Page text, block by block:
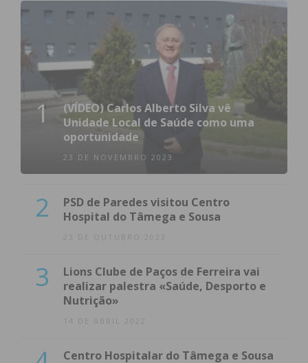
1
(VÍDEO) Carlos Alberto Silva vê
Unidade Local de Saúde como uma
oportunidade
23 DE NOVEMBRO 2023
2
PSD de Paredes visitou Centro
Hospital do Tâmega e Sousa
23 DE OUTUBRO 2023
3
Lions Clube de Paços de Ferreira vai
realizar palestra «Saúde, Desporto e
Nutrição»
14 DE ABRIL 2022
Centro Hospitalar do Tâmega e Sousa